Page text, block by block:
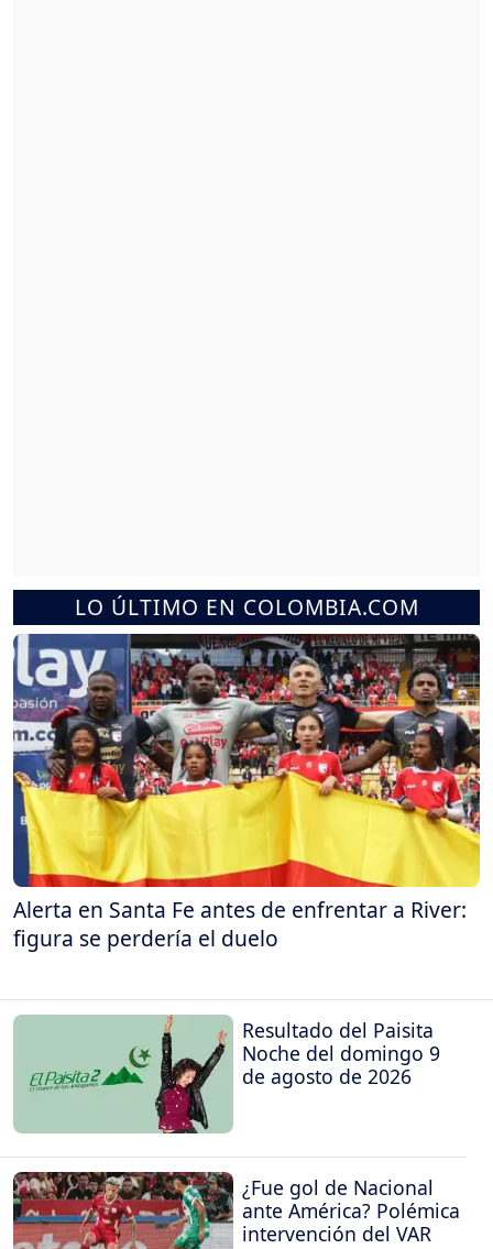
LO ÚLTIMO EN COLOMBIA.COM
Alerta en Santa Fe antes de enfrentar a River:
figura se perdería el duelo
Resultado del Paisita
Noche del domingo 9
de agosto de 2026
¿Fue gol de Nacional
ante América? Polémica
intervención del VAR